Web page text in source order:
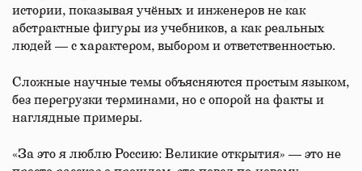
истории, показывая учёных и инженеров не как
абстрактные фигуры из учебников, а как реальных
людей — с характером, выбором и ответственностью.
Сложные научные темы объясняются простым языком,
без перегрузки терминами, но с опорой на факты и
наглядные примеры.
«За это я люблю Россию: Великие открытия» — это не